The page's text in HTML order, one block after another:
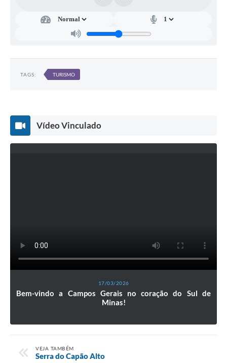
TAGS: TURISMO
Vídeo Vinculado
17/03/2026
Bem-vindo a Campos Gerais no coração do Sul de
Minas!
VEJA TAMBÉM
Serra do Capão Alto